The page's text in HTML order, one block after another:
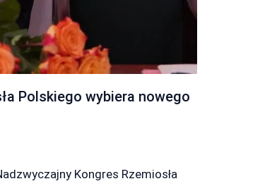
Polskiego wybiera nowego
Kongres Rzemiosła